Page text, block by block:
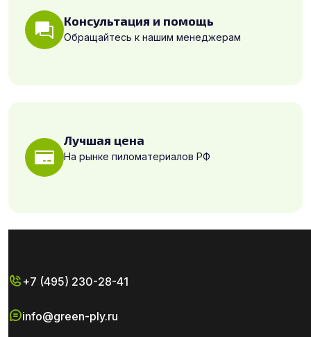
Консультация и помощь
Обращайтесь к нашим менеджерам
Лучшая цена
На рынке пиломатериалов РФ
+7 (495) 230-28-41
info@green-ply.ru